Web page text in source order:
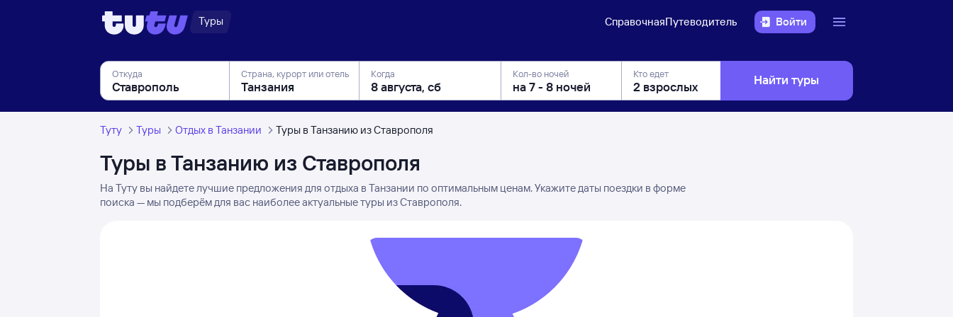
Туры СправочнаяПутеводитель Войти
Откуда Страна, курорт или отель Когда Кол-во ночей Кто едет Найти туры
Туту Туры Отдых в Танзании Туры в Танзанию из Ставрополя
Туры в Танзанию из Ставрополя
На Туту вы найдете лучшие предложения для отдыха в Танзании по оптимальным ценам. Укажите даты поездки в форме
поиска — мы подберём для вас наиболее актуальные туры из Ставрополя.